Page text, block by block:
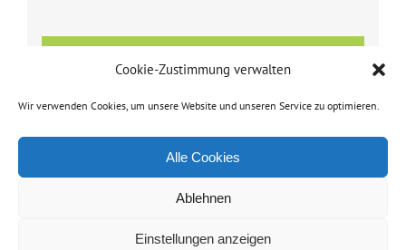
Cookie-Zustimmung verwalten
Wir verwenden Cookies, um unsere Website und unseren Service zu optimieren.
Alle Cookies
Ablehnen
Einstellungen anzeigen
Datum: